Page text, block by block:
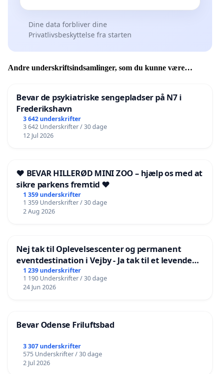
Dine data forbliver dine
Privatlivsbeskyttelse fra starten
Andre underskriftsindsamlinger, som du kunne være
Bevar de psykiatriske sengepladser på N7 i
Frederikshavn
3 642 underskrifter
3 642 Underskrifter / 30 dage
12 Jul 2026
❤️ BEVAR HILLERØD MINI ZOO – hjælp os med at
sikre parkens fremtid ❤️
1 359 underskrifter
1 359 Underskrifter / 30 dage
2 Aug 2026
Nej tak til Oplevelsescenter og permanent
eventdestination i Vejby - Ja tak til et levende
lokalområde i balance
1 239 underskrifter
1 190 Underskrifter / 30 dage
24 Jun 2026
Bevar Odense Friluftsbad
3 307 underskrifter
575 Underskrifter / 30 dage
2 Jul 2026